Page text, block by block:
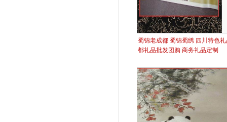
蜀锦老成都 蜀锦蜀绣 四川特色礼
都礼品批发团购 商务礼品定制